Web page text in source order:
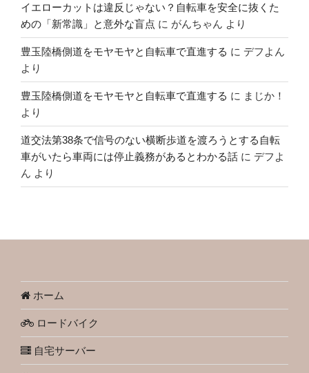
イエローカットは違反じゃない？自転車を安全に抜くた
めの「新常識」と意外な盲点 に がんちゃん より
豊玉陸橋側道をモヤモヤと自転車で直進する に デフよん
より
豊玉陸橋側道をモヤモヤと自転車で直進する に まじか！
より
道交法第38条で信号のない横断歩道を渡ろうとする自転
車がいたら車両には停止義務があるとわかる話 に デフよ
ん より
ホーム
ロードバイク
自宅サーバー